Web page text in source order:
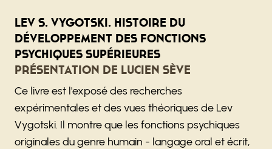
Lev S. Vygotski. Histoire du
développement des fonctions
psychiques supérieures
Présentation de Lucien Sève
Ce livre est l'exposé des recherches
expérimentales et des vues théoriques de Lev
Vygotski. Il montre que les fonctions psychiques
originales du genre humain - langage oral et écrit,